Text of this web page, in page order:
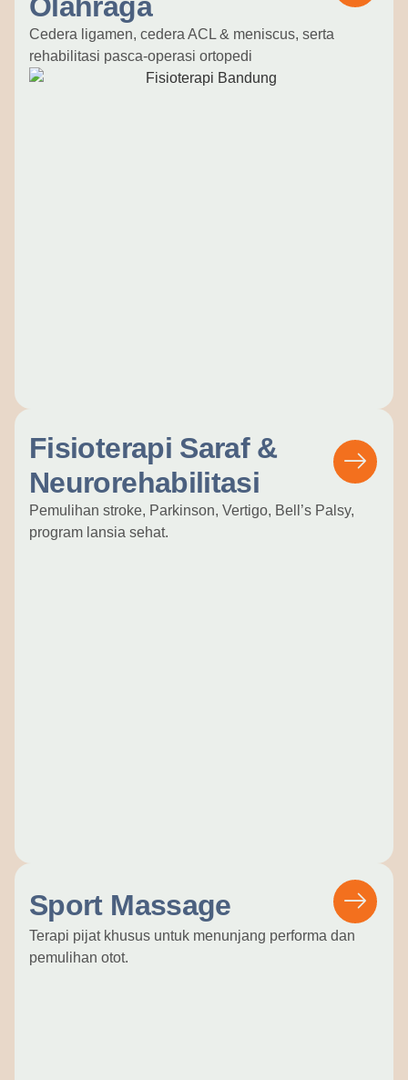
Olahraga
Cedera ligamen, cedera ACL & meniscus, serta
rehabilitasi pasca-operasi ortopedi
Fisioterapi Saraf &
Neurorehabilitasi
Pemulihan stroke, Parkinson, Vertigo, Bell’s Palsy,
program lansia sehat.
Sport Massage
Terapi pijat khusus untuk menunjang performa dan
pemulihan otot.